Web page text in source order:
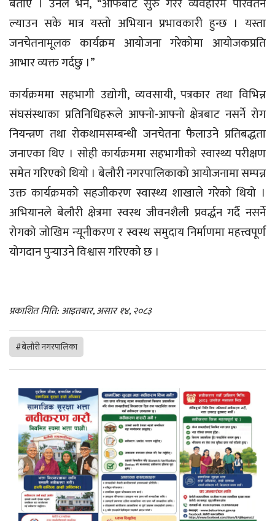
बताए ।‍‍ उनले भने, “आफैँबाट सुरु गरेर व्यवहारमै परिवर्तन
ल्याउन सके मात्र यस्तो अभियान प्रभावकारी हुन्छ । यस्ता
जनचेतनामूलक कार्यक्रम आयोजना गरेकोमा आयोजकप्रति
आभार व्यक्त गर्दछु ।”
कार्यक्रममा सहभागी उद्योगी, व्यवसायी, पत्रकार तथा विभिन्न
संघसंस्थाका प्रतिनिधिहरूले आफ्नो-आफ्नो क्षेत्रबाट नसर्ने रोग
नियन्त्रण तथा रोकथामसम्बन्धी जनचेतना फैलाउने प्रतिबद्धता
जनाएका थिए । साेही कार्यक्रममा सहभागीकाे स्वास्थ्य परीक्षण
समेत गरिएकाे थियाे । बेलौरी नगरपालिकाको आयोजनामा सम्पन्न
उक्त कार्यक्रमको सहजीकरण स्वास्थ्य शाखाले गरेको थियो ।
अभियानले बेलौरी क्षेत्रमा स्वस्थ जीवनशैली प्रवर्द्धन गर्दै नसर्ने
रोगको जोखिम न्यूनीकरण र स्वस्थ समुदाय निर्माणमा महत्त्वपूर्ण
योगदान पुर्‍याउने विश्वास गरिएको छ ।
प्रकाशित मिति: आइतबार, असार १४, २०८३
#बेलौरी नगरपालिका